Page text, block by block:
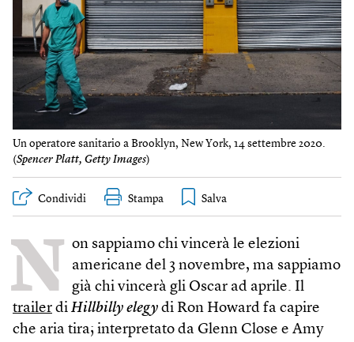
Un operatore sanitario a Brooklyn, New York, 14 settembre 2020.
(Spencer Platt, Getty Images)
Condividi Stampa
N on sappiamo chi vincerà le elezioni
americane del 3 novembre, ma sappiamo
già chi vincerà gli Oscar ad aprile. Il
trailer di Hillbilly elegy di Ron Howard fa capire
che aria tira; interpretato da Glenn Close e Amy